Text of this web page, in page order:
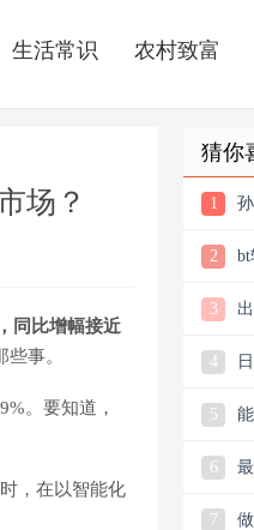
生活常识 农村致富
场？
同比增幅接近
事。
。要知道，
，在以智能化
猜你
1
2
bt
3
4
5
6
7